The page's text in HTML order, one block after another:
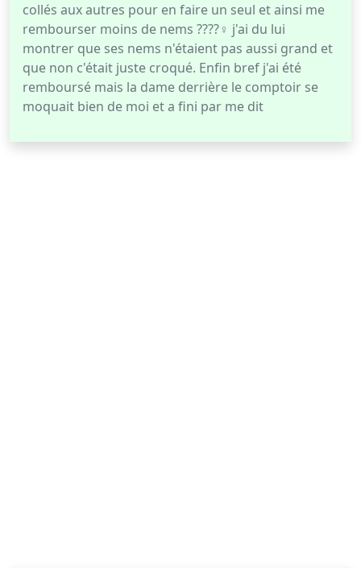
collés aux autres pour en faire un seul et ainsi me
rembourser moins de nems ????‍♀️ j'ai du lui
montrer que ses nems n'étaient pas aussi grand et
que non c'était juste croqué. Enfin bref j'ai été
remboursé mais la dame derrière le comptoir se
moquait bien de moi et a fini par me dit